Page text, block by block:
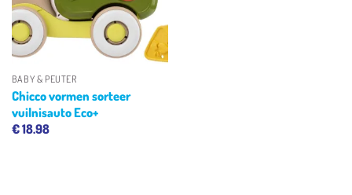
BABY & PEUTER
Chicco vormen sorteer
vuilnisauto Eco+
€18.98